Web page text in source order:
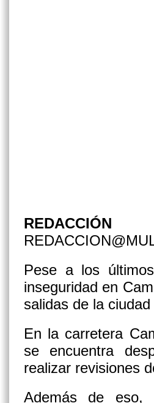
REDACCIÓN
Pese a los
inseguridad en
salidas de la
En la carretera
se encuentra
realizar revisiones
Además de eso,